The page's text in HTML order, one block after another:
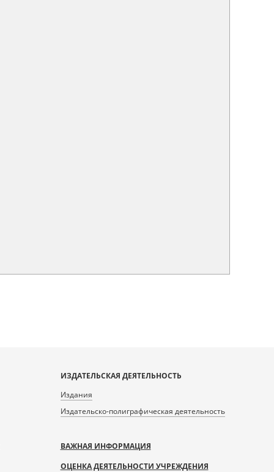
ИЗДАТЕЛЬСКАЯ ДЕЯТЕЛЬНОСТЬ
Издания
Издательско-полиграфическая деятельность
ВАЖНАЯ ИНФОРМАЦИЯ
ОЦЕНКА ДЕЯТЕЛЬНОСТИ УЧРЕЖДЕНИЯ